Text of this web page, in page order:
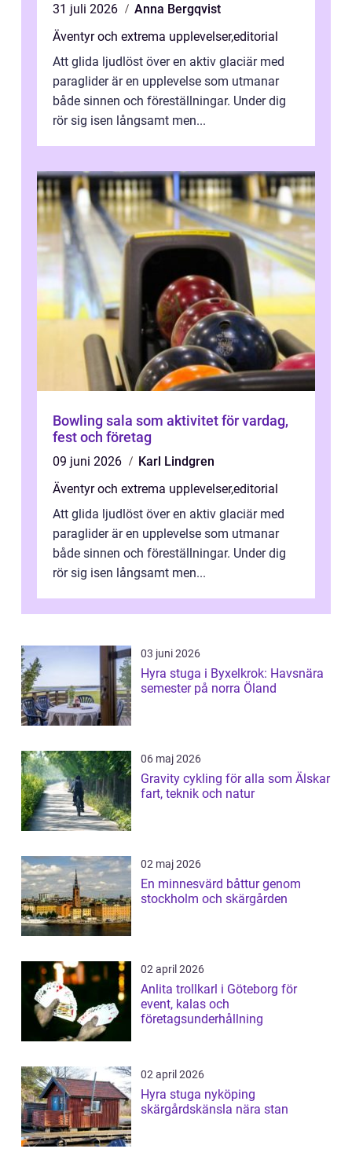
31 juli 2026
Anna Bergqvist
Äventyr och extrema upplevelser,editorial
Att glida ljudlöst över en aktiv glaciär med
paraglider är en upplevelse som utmanar
både sinnen och föreställningar. Under dig
rör sig isen långsamt men...
Bowling sala som aktivitet för vardag,
fest och företag
09 juni 2026
Karl Lindgren
Äventyr och extrema upplevelser,editorial
Att glida ljudlöst över en aktiv glaciär med
paraglider är en upplevelse som utmanar
både sinnen och föreställningar. Under dig
rör sig isen långsamt men...
03 juni 2026
Hyra stuga i Byxelkrok: Havsnära
semester på norra Öland
06 maj 2026
Gravity cykling för alla som Älskar
fart, teknik och natur
02 maj 2026
En minnesvärd båttur genom
stockholm och skärgården
02 april 2026
Anlita trollkarl i Göteborg för
event, kalas och
företagsunderhållning
02 april 2026
Hyra stuga nyköping
skärgårdskänsla nära stan